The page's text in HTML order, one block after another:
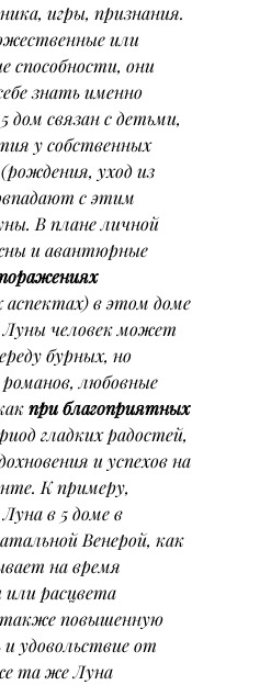
игры, признания.
или
способности, они
знать именно
дом связан с детьми,
у собственных
уход из
с этим
В плане личной
и авантюрные
в этом доме
Луны человек может
бурных, но
любовные
при благоприятных
гладких радостей,
и успехов на
К примеру,
в 5 доме в
Венерой, как
на время
расцвета
повышенную
удовольствие от
та же Луна